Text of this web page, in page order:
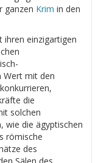
ganzen Krim in den
ihren einzigartigen
Wert mit den
die
solchen
wie die ägyptischen
römische
des
Sälen des